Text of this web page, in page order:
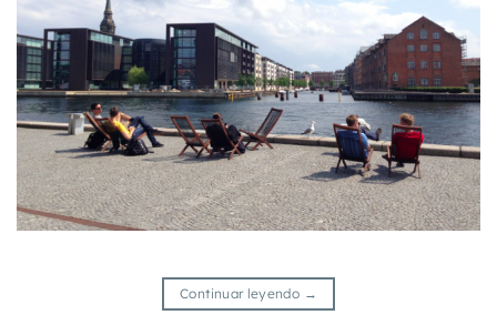
Continuar leyendo →